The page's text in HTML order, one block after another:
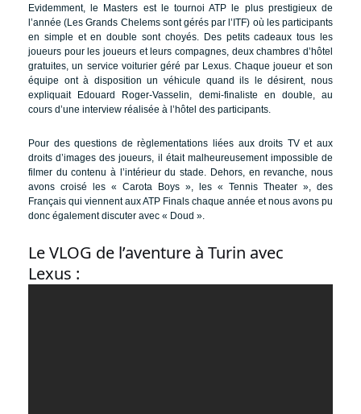
Evidemment, le Masters est le tournoi ATP le plus prestigieux de
l’année (Les Grands Chelems sont gérés par l’ITF) où les participants
en simple et en double sont choyés. Des petits cadeaux tous les
joueurs pour les joueurs et leurs compagnes, deux chambres d’hôtel
gratuites, un service voiturier géré par Lexus. Chaque joueur et son
équipe ont à disposition un véhicule quand ils le désirent, nous
expliquait Edouard Roger-Vasselin, demi-finaliste en double, au
cours d’une interview réalisée à l’hôtel des participants.
Pour des questions de règlementations liées aux droits TV et aux
droits d’images des joueurs, il était malheureusement impossible de
filmer du contenu à l’intérieur du stade. Dehors, en revanche, nous
avons croisé les « Carota Boys », les « Tennis Theater », des
Français qui viennent aux ATP Finals chaque année et nous avons pu
donc également discuter avec « Doud ».
Le VLOG de l’aventure à Turin avec
Lexus :